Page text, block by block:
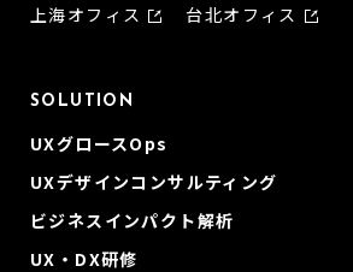
上海オフィス 台北オフィス
SOLUTION
UXグロースOps
UXデザインコンサルティング
ビジネスインパクト解析
UX・DX研修